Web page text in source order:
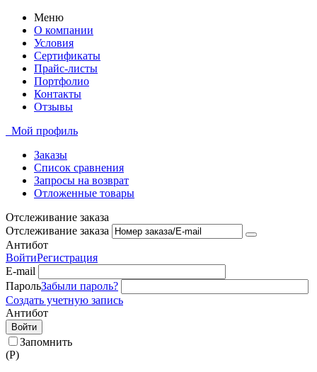
Меню
О компании
Условия
Сертификаты
Прайс-листы
Портфолио
Контакты
Отзывы
Мой профиль
Заказы
Список сравнения
Запросы на возврат
Отложенные товары
Отслеживание заказа
Отслеживание заказа
Антибот
ВойтиРегистрация
E-mail
ПарольЗабыли пароль?
Создать учетную запись
Антибот
Войти
Запомнить
(Р)